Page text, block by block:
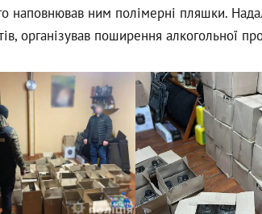
наповнював ним полімерні пляшки.
організував поширення алкогольної